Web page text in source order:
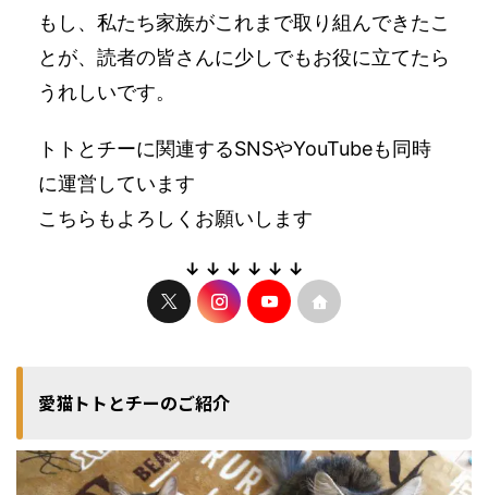
もし、私たち家族がこれまで取り組んできたこ
とが、読者の皆さんに少しでもお役に立てたら
うれしいです。
トトとチーに関連するSNSやYouTubeも同時
に運営しています
こちらもよろしくお願いします
↓ ↓ ↓ ↓ ↓ ↓
愛猫トトとチーのご紹介